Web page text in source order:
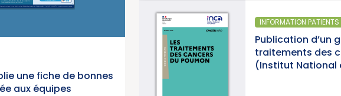
une fiche de bonnes
aux équipes
Publication d’un guide info patients : « Les
traitements des cancers du poumon »